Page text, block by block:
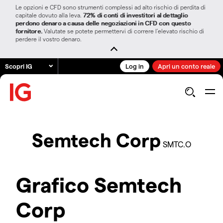
Le opzioni e CFD sono strumenti complessi ad alto rischio di perdita di
capitale dovuto alla leva. 72% di conti di investitori al dettaglio
perdono denaro a causa delle negoziazioni in CFD con questo
fornitore. Valutate se potete permettervi di correre l’elevato rischio di
perdere il vostro denaro.
Scopri IG Log in Apri un conto reale
Semtech Corp SMTC.O
Grafico Semtech
Corp